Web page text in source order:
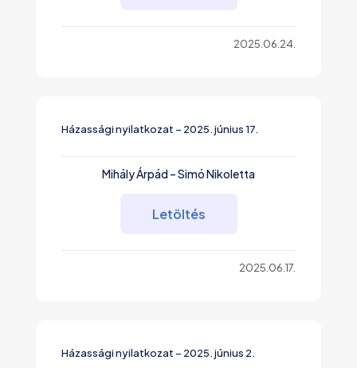
2025.06.24.
Házassági nyilatkozat – 2025. június 17.
Mihály Árpád – Simó Nikoletta
Letöltés
2025.06.17.
Házassági nyilatkozat – 2025. június 2.